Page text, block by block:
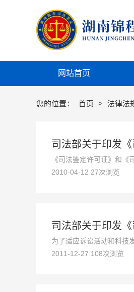
网站首页
您的位置： 首页 > 法律法
司法部关于印发
《司法鉴定许可证》和
行《全国人民代表大会常
2010-04-12 27次浏览
司法部关于印发
为了适应诉讼活动和科技
（暂行）》（司发通〔
2011-12-27 108次浏览